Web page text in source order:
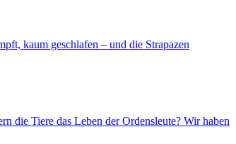
kaum geschlafen – und die Strapazen
die Tiere das Leben der Ordensleute? Wir haben